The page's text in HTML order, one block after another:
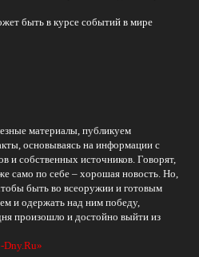
быть в курсе событий в мире
материалы, публикуем
основываясь на информации с
и собственных источников. Говорят,
само по себе – хорошая новость. Но,
быть во всеоружии и готовым
и одержать над ним победу,
произошло и достойно выйти из
Dny.Ru»